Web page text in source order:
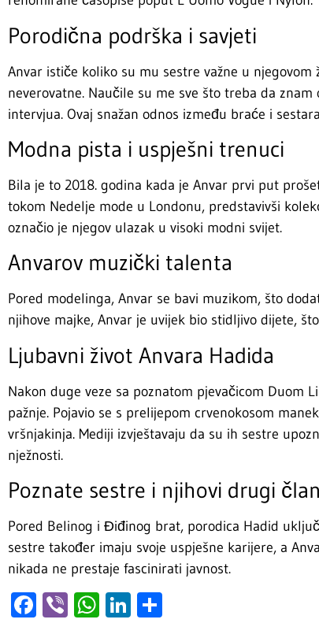
Porodična podrška i savjeti
Anvar ističe koliko su mu sestre važne u njegovom
neverovatne. Naučile su me sve što treba da
intervjua. Ovaj snažan odnos između braće i
Modna pista i uspješni trenuci
Bila je to 2018. godina kada je Anvar prvi put
tokom Nedelje mode u Londonu, predstavivši
označio je njegov ulazak u visoki modni svijet.
Anvarov muzički talenta
Pored modelinga, Anvar se bavi muzikom, što
njihove majke, Anvar je uvijek bio stidljivo dijete,
Ljubavni život Anvara Hadida
Nakon duge veze sa poznatom pjevačicom Duom
pažnje. Pojavio se s prelijepom crvenokosom
vršnjakinja. Mediji izvještavaju da su ih sestre
nježnosti.
Poznate sestre i njihovi drugi
Pored Belinog i Điđinog brat, porodica Hadid
sestre također imaju svoje uspješne karijere, a
nikada ne prestaje fascinirati javnost.
Facebook
ViberWhatsApp
LinkedIn